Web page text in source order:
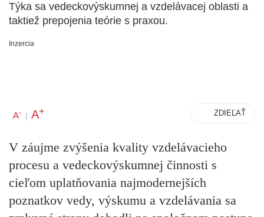
Týka sa vedeckovýskumnej a vzdelávacej oblasti a
taktiež prepojenia teórie s praxou.
Inzercia
A- | A+ ZDIEĽAŤ
V záujme zvýšenia kvality vzdelávacieho
procesu a vedeckovýskumnej činnosti s
cieľom uplatňovania najmodernejších
poznatkov vedy, výskumu a vzdelávania sa